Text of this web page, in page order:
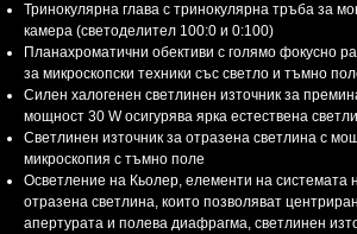
Тринокулярна глава с тринокулярна тръба за
камера (светоделител 100:0 и 0:100)
Планахроматични обективи с голямо фокусно
за микроскопски техники със светло и тъмно
Силен халогенен светлинен източник за
мощност 30 W осигурява ярка естествена
Светлинен източник за отразена светлина с
микроскопия с тъмно поле
Осветление на Кьолер, елементи на системата
отразена светлина, които позволяват
апертурата и полева диафрагма, светлинен